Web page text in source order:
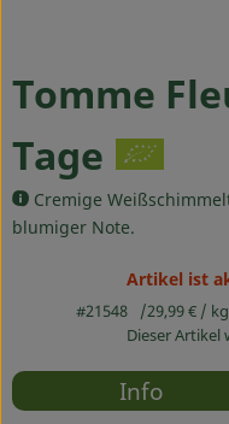
Getränke
Drogerie
So geht's
Blog & Aktuelles
Tomme
Tage
Cremige
blumiger Note.
Artikel ist
#21548 29,99 € / kg
Dieser Artikel
Info